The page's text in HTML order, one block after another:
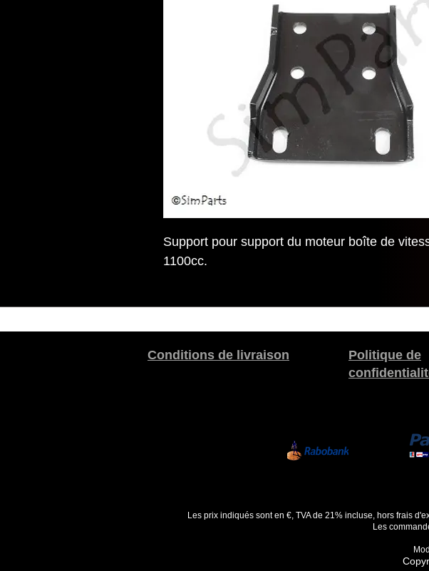
Support pour support du moteur boîte de
1100cc.
Conditions de livraison
Politique de
Les prix indiqués sont en €, TVA de 21% incluse, hors frais
Les